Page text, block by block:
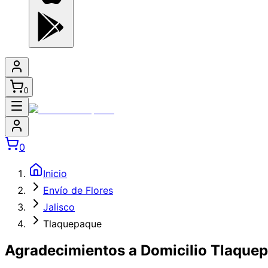
0
0
Inicio
Envío de Flores
Jalisco
Tlaquepaque
Agradecimientos a Domicilio